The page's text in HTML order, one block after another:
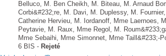
Belluco, M. Ben Cheikh, M. Biteau, M. Arnaud
Corbi&#232;re, M. Davi, M. Duplessy, M.
Catherine Hervieu, M. Iordanoff, Mme Laernoes,
Peytavie, M. Raux, Mme Regol, M.
Mme Sebaihi, Mme Simonnet, Mme Taill&#233;-
6 BIS - Rejeté